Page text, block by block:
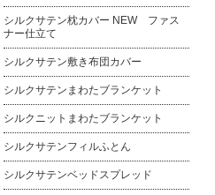
シルクサテン枕カバー NEW ファス
ナー仕立て
シルクサテン敷き布団カバー
シルクサテンまわたブランケット
シルクニットまわたブランケット
シルクサテンフィルふとん
シルクサテンベッドスプレッド